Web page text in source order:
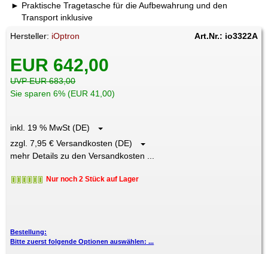
Praktische Tragetasche für die Aufbewahrung und den
Transport inklusive
Hersteller: iOptron Art.Nr.: io3322A
EUR 642,00
UVP EUR 683,00
Sie sparen 6% (EUR 41,00)
inkl. 19 % MwSt (DE)
zzgl. 7,95 € Versandkosten (DE)
mehr Details zu den Versandkosten ...
Nur noch 2 Stück auf Lager
Bestellung:
Bitte zuerst folgende Optionen auswählen: